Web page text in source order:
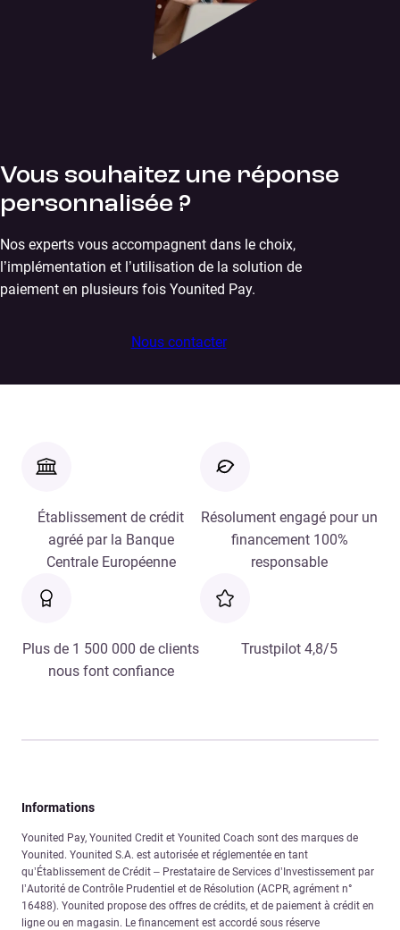
Vous souhaitez une réponse
personnalisée ?
Nos experts vous accompagnent dans le choix,
l’implémentation et l’utilisation de la solution de
paiement en plusieurs fois Younited Pay.
Nous contacter
Établissement de crédit
agréé par la Banque
Centrale Européenne
Résolument engagé pour un
financement 100%
responsable
Plus de 1 500 000 de clients
nous font confiance
Trustpilot 4,8/5
Informations
Younited Pay, Younited Credit et Younited Coach sont des marques de
Younited. Younited S.A. est autorisée et réglementée en tant
qu’Établissement de Crédit – Prestataire de Services d’Investissement par
l’Autorité de Contrôle Prudentiel et de Résolution (ACPR, agrément n°
16488). Younited propose des offres de crédits, et de paiement à crédit en
ligne ou en magasin. Le financement est accordé sous réserve